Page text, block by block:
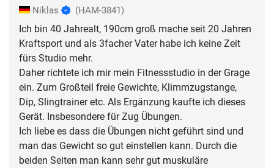
Niklas (HAM-3841)
Ich bin 40 Jahrealt, 190cm groß mache seit 20 Jahren
Kraftsport und als 3facher Vater habe ich keine Zeit
fürs Studio mehr.
Daher richtete ich mir mein Fitnessstudio in der Grage
ein. Zum Großteil freie Gewichte, Klimmzugstange,
Dip, Slingtrainer etc. Als Ergänzung kaufte ich dieses
Gerät. Insbesondere für Zug Übungen.
Ich liebe es dass die Übungen nicht geführt sind und
man das Gewicht so gut einstellen kann. Durch die
beiden Seiten man kann sehr gut muskuläre